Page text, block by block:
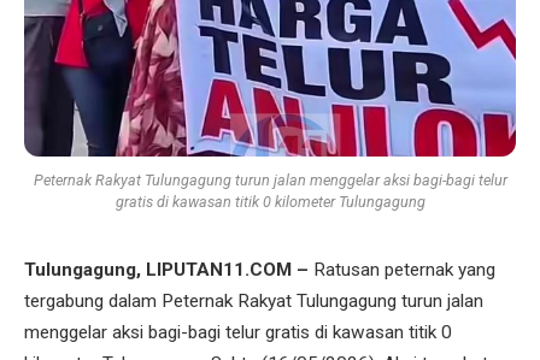
Peternak Rakyat Tulungagung turun jalan menggelar aksi bagi-bagi telur
gratis di kawasan titik 0 kilometer Tulungagung
Tulungagung, LIPUTAN11.COM – Ratusan peternak yang
tergabung dalam Peternak Rakyat Tulungagung turun jalan
menggelar aksi bagi-bagi telur gratis di kawasan titik 0